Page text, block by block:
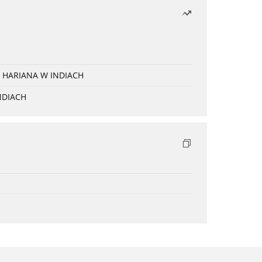
HARIANA W INDIACH